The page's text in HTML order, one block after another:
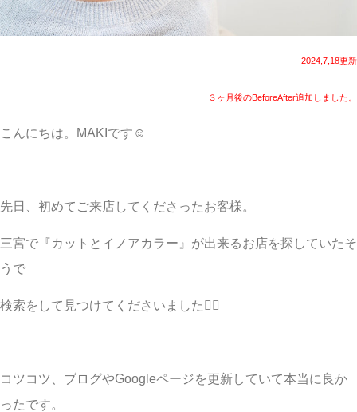
2024,7,18更新
３ヶ月後のBeforeAfter追加しました。
こんにちは。MAKIです☺︎
先日、初めてご来店してくださったお客様。
三宮で『カットとイノアカラー』が出来るお店を探していたそ
うで
検索をして見つけてくださいました🙇‍♀️
コツコツ、ブログやGoogleページを更新していて本当に良か
ったです。